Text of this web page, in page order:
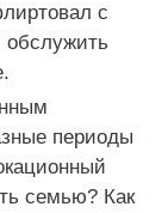
с
периоды
семью? Как